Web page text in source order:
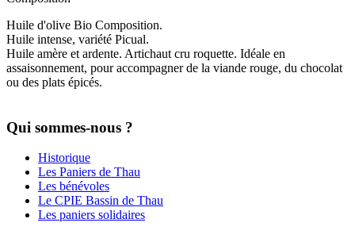
Huile d'olive Bio Composition.
Huile intense, variété Picual.
Huile amère et ardente. Artichaut cru roquette. Idéale en
assaisonnement, pour accompagner de la viande rouge, du chocolat
ou des plats épicés.
Qui sommes-nous ?
Historique
Les Paniers de Thau
Les bénévoles
Le CPIE Bassin de Thau
Les paniers solidaires